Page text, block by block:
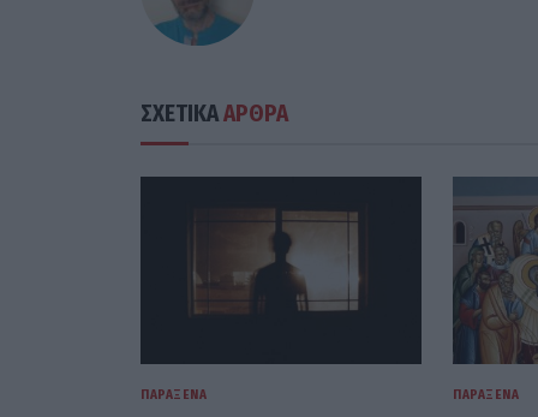
ΣΧΕΤΙΚΑΑΡΘΡΑ
ΠΑΡΆΞΕΝΑ ΠΑΡΆΞΕΝΑ